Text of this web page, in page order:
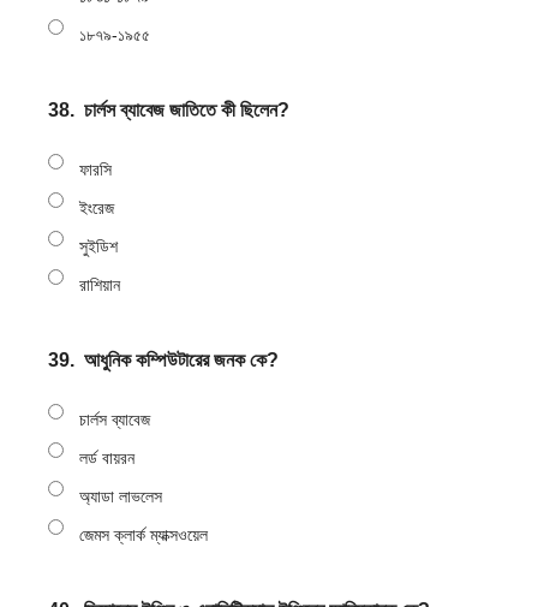
১৮৭৯-১৯৫৫
38. চার্লস ব্যাবেজ জাতিতে কী ছিলেন?
ফারসি
ইংরেজ
সুইডিশ
রাশিয়ান
39. আধুনিক কম্পিউটারের জনক কে?
চার্লস ব্যাবেজ
লর্ড বায়রন
অ্যাডা লাভলেস
জেমস ক্লার্ক ম্যাক্সওয়েল